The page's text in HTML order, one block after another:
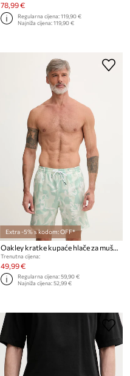
78,99 €
Regularna cijena:119,90 €
Najniža cijena:119,90 €
Extra -5% s kodom: OFF*
Trenutna cijena:
49,99 €
Regularna cijena:59,90 €
Najniža cijena:52,99 €